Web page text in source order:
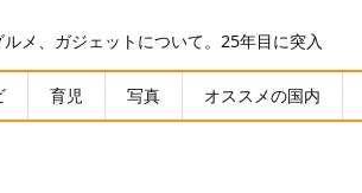
メ、ガジェットについて。25年目に突入
育児 写真 オススメの国内